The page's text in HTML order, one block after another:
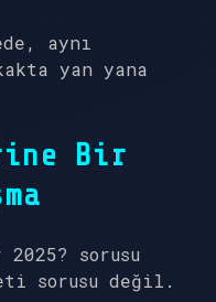
aynı
yan yana
Bir
sorusu
sorusu değil.